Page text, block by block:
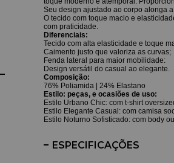
Seu design ajustado ao corpo alonga
O tecido com toque macio e
com praticidade.
Diferenciais:
Tecido com alta elasticidade e toque
Caimento justo que valoriza as curvas;
Fenda lateral para maior mobilidade:
Design versátil do casual ao elegante.
Composição:
76% Poliamida | 24% Elastano
Estilo: peças, e ocasiões de uso:
Estilo Urbano Chic: com t-shirt
Estilo Elegante Casual: com camisa
Estilo Noturno Sofisticado: com body
ESPECIFICAÇÕES